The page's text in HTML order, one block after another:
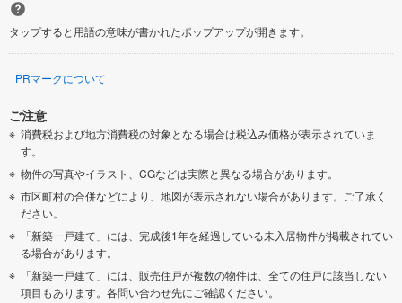
タップすると用語の意味が書かれたポップアップが開きます。
PRマークについて
ご注意
消費税および地方消費税の対象となる場合は税込み価格が表示されていま
す。
物件の写真やイラスト、CGなどは実際と異なる場合があります。
市区町村の合併などにより、地図が表示されない場合があります。ご了承く
ださい。
「新築一戸建て」には、完成後1年を経過している未入居物件が掲載されてい
る場合があります。
「新築一戸建て」には、販売住戸が複数の物件は、全ての住戸に該当しない
項目もあります。各問い合わせ先にご確認ください。